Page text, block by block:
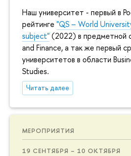
Наш университет - первый в
рейтинге "QS – World
subject"(2022) в предметной
and Finance, а так же первый
университетов в области
Studies.
Читать далее
МЕРОПРИЯТИЯ
19 СЕНТЯБРЯ – 10 ОКТЯБРЯ